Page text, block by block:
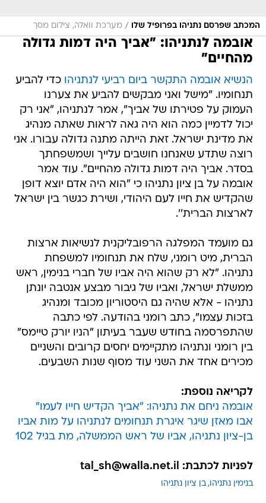
המכתב שפרסם נתניהו בפרופיל שלו / מערכת וואלה, צילום מסך
אובמה לנתניהו: "אביך היה דמות גדולה
מהחיים"
הנשיא אובמה התקשר ביום רביעי לנתניהו כדי להביע
תנחומיו. "מישל ואני מבקשים להביע את צערנו
העמוק על פטירתו של אביך", אמר לנתניהו, "אני רק
יכול לדמיין כמה הוא היה גאה לראות שאתה מנהיג
את מדינת ישראל. זאת הייתה מתנה גדולה עבורו. אני
רוצה שתדע שאנחנו חושבים עלייך ושמשפחתך
בסדר. אביך היה דמות גדולה מהחיים". עוד אמר
אובמה על בן ציון נתניהו כי "הוא היה אדם יוצא דופן
שהקדיש את חייו לעם היהודי, ושירת כגשר בין ישראל
לארצות הברית''.
גם מועמד המפלגה הרפובליקנית לנשיאות ארצות
הברית, מיט רומני, שלח את תנחומיו למשפחת
נתניהו. "לא רק שהוא היה אביו של חברי בנימין, ראש
ממשלת ישראל, ואביו של גיבור מבצע אנטבה יונתן
נתניהו - אלא שהיה גם היסטוריון מכובד ומנהיג
בזכות עצמו", כתב רומני בהודעה. לפי כתבה
שהתפרסמה בחודש שעבר בעיתון "הניו יורק טיימס"
בין רומני ונתניהו מתקיימים יחסים קרובים והשניים
מכירים אחד את השני עוד מסוף שנות השבעים.
לקריאה נוספת:
אובמה ניחם את נתניהו: "אביך הקדיש חייו לעמו"
אבו מאזן שיגר איגרת תנחומים לנתניהו על מות אביו
בן-ציון נתניהו, אביו של ראש הממשלה, מת בגיל 102
לפניות לכתבת: tal_sh@walla.net.il
בנימין נתניהו בן ציון נתניהו